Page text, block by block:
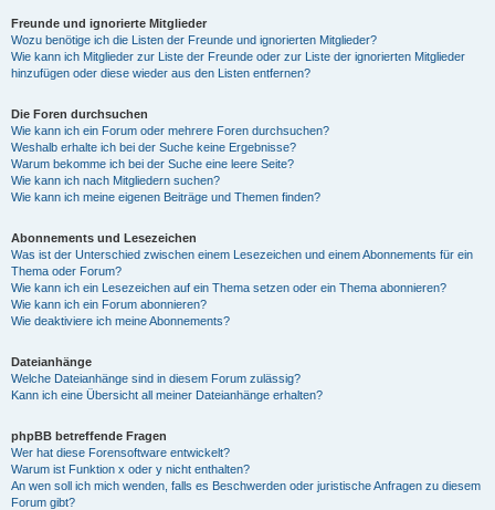
Freunde und ignorierte Mitglieder
Wozu benötige ich die Listen der Freunde und ignorierten Mitglieder?
Wie kann ich Mitglieder zur Liste der Freunde oder zur Liste der ignorierten Mitglieder
hinzufügen oder diese wieder aus den Listen entfernen?
Die Foren durchsuchen
Wie kann ich ein Forum oder mehrere Foren durchsuchen?
Weshalb erhalte ich bei der Suche keine Ergebnisse?
Warum bekomme ich bei der Suche eine leere Seite?
Wie kann ich nach Mitgliedern suchen?
Wie kann ich meine eigenen Beiträge und Themen finden?
Abonnements und Lesezeichen
Was ist der Unterschied zwischen einem Lesezeichen und einem Abonnements für ein
Thema oder Forum?
Wie kann ich ein Lesezeichen auf ein Thema setzen oder ein Thema abonnieren?
Wie kann ich ein Forum abonnieren?
Wie deaktiviere ich meine Abonnements?
Dateianhänge
Welche Dateianhänge sind in diesem Forum zulässig?
Kann ich eine Übersicht all meiner Dateianhänge erhalten?
phpBB betreffende Fragen
Wer hat diese Forensoftware entwickelt?
Warum ist Funktion x oder y nicht enthalten?
An wen soll ich mich wenden, falls es Beschwerden oder juristische Anfragen zu diesem
Forum gibt?